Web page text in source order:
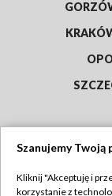
Szanujemy Twoją
Kliknij "Akceptuję i
korzystanie z